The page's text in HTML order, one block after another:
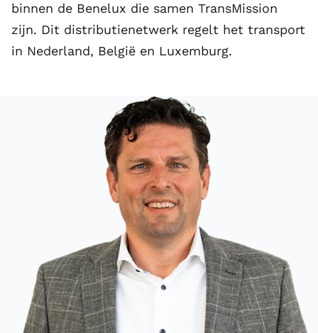
binnen de Benelux die samen TransMission
zijn. Dit distributienetwerk regelt het transport
in Nederland, België en Luxemburg.